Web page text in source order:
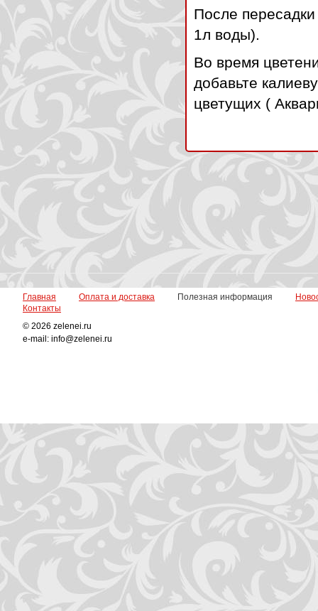
После
1л воды).
Во время
добавьте
цветущих (
Главная Оплата и доставка Полезная информация
Контакты
© 2026 zelenei.ru
e-mail: info@zelenei.ru